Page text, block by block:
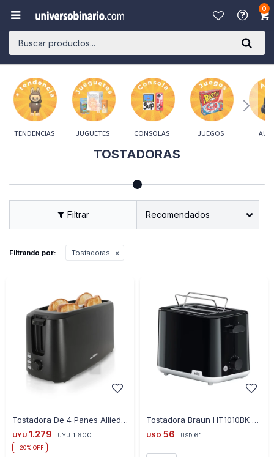
0

TENDENCIAS JUGUETES CONSOLAS JUEGOS
TOSTADORAS
Recomendados
Filtrando por: Tostadoras
Tostadora De 4 Panes Allied Al-To4S 1450W Universo Binario - NEGRO
UYU 1.279 UYU 1.600
20
Tostadora Braun HT1010BK 900W
USD 56 USD 61